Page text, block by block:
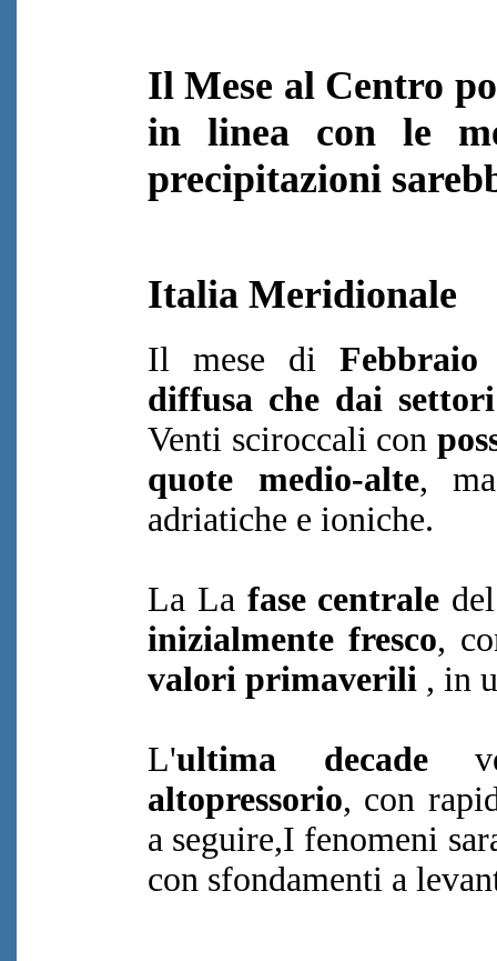
Il Mese al Centro
in linea con le
precipitazioni
Italia Meridionale
Il mese di
diffusa che dai
Venti sciroccali con
quote medio-alte,
adriatiche e ioniche.
La La fase centrale
inizialmente fresco,
valori primaverili , in
L'ultima decade
altopressorio, con
a seguire,I fenomeni
con sfondamenti a